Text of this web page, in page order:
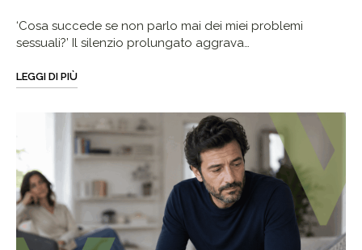
‘Cosa succede se non parlo mai dei miei problemi
sessuali?’ Il silenzio prolungato aggrava…
LEGGI DI PIÙ